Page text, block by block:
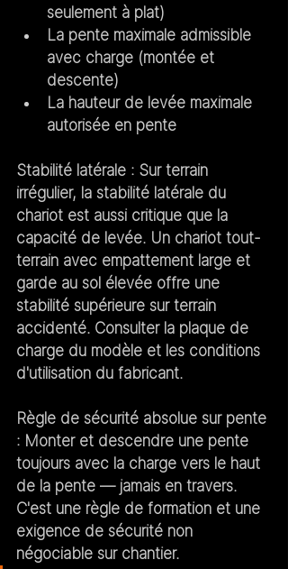
seulement à plat)
La pente maximale admissible
avec charge (montée et
descente)
La hauteur de levée maximale
autorisée en pente
Stabilité latérale : Sur terrain
irrégulier, la stabilité latérale du
chariot est aussi critique que la
capacité de levée. Un chariot tout-
terrain avec empattement large et
garde au sol élevée offre une
stabilité supérieure sur terrain
accidenté. Consulter la plaque de
charge du modèle et les conditions
d'utilisation du fabricant.
Règle de sécurité absolue sur pente
: Monter et descendre une pente
toujours avec la charge vers le haut
de la pente — jamais en travers.
C'est une règle de formation et une
exigence de sécurité non
négociable sur chantier.